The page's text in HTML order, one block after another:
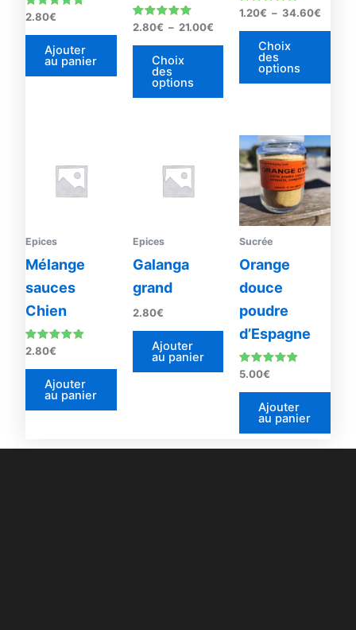
Note
5.00
sur 5
2.80€
Ajouter
au panier
Note
5.00
sur 5
2.80€ – 21.00€
Choix
des
options
sur
page
produit
Note
5.00
sur 5
1.20€ – 34.60€
Choix
des
options
la
Epices
Mélange
sauces
Chien
Note
4.67
sur 5
2.80€
Ajouter
au panier
Epices
Galanga
grand
2.80€
Ajouter
au panier
Sucrée
Orange
douce
poudre
d’Espagne
Note
4.71
sur 5
5.00€
Ajouter
au panier